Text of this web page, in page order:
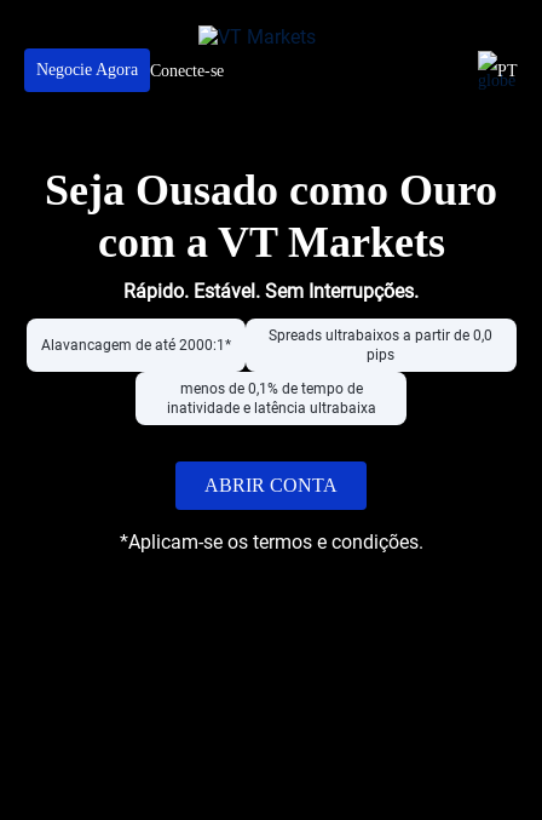
Negocie Agora Conecte-se PT
Seja Ousado como Ouro
com a VT Markets
Rápido. Estável. Sem Interrupções.
Alavancagem de até 2000:1*
Spreads ultrabaixos a partir de 0,0
pips
menos de 0,1% de tempo de
inatividade e latência ultrabaixa
ABRIR CONTA
*Aplicam-se os termos e condições.